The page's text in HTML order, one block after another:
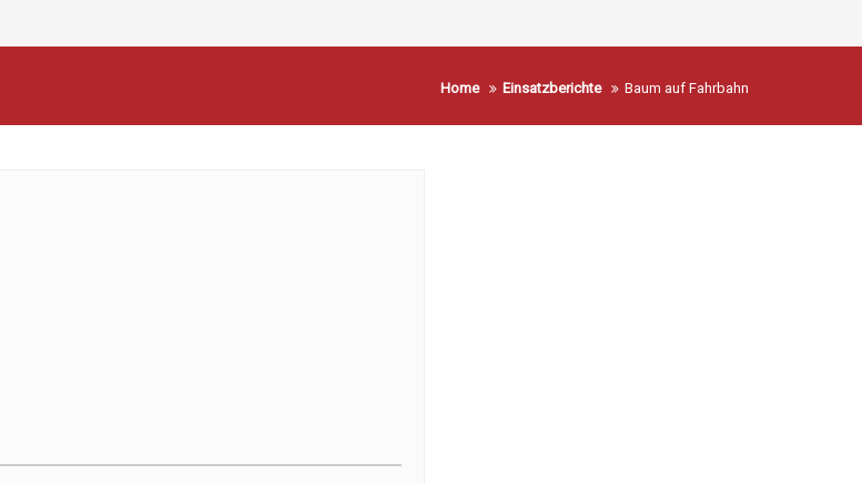
Home Einsatzberichte Baum auf Fahrbahn